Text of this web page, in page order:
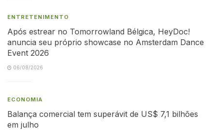
ENTRETENIMENTO
Após estrear no Tomorrowland Bélgica, HeyDoc!
anuncia seu próprio showcase no Amsterdam Dance
Event 2026
06/08/2026
ECONOMIA
Balança comercial tem superávit de US$ 7,1 bilhões
em julho